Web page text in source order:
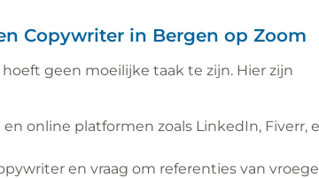
Copywriter in Bergen op Zoom
geen moeilijke taak te zijn. Hier zijn
online platformen zoals LinkedIn, Fiverr,
en vraag om referenties van